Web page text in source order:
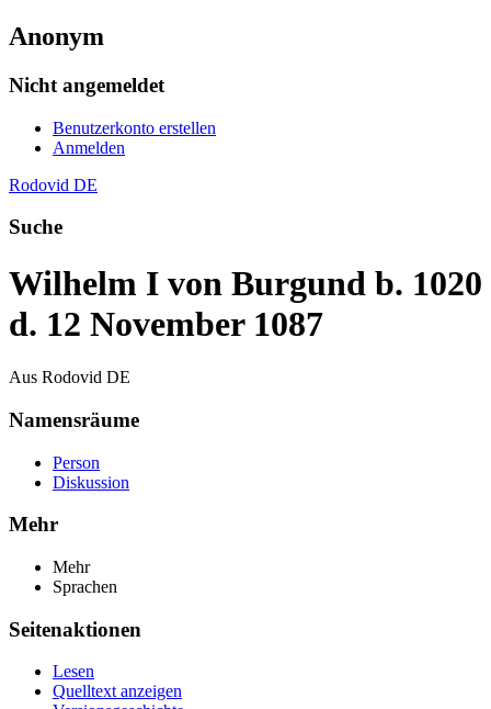
Anonym
Nicht angemeldet
Benutzerkonto erstellen
Anmelden
Rodovid DE
Suche
Wilhelm I von Burgund b. 1020
d. 12 November 1087
Aus Rodovid DE
Namensräume
Person
Diskussion
Mehr
Mehr
Sprachen
Seitenaktionen
Lesen
Quelltext anzeigen